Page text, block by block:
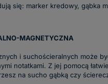
się: marker kredowy, gąbka
MAGNETYCZNA
i suchościeralnych może
notatkami. Z jej pomocą
na sucho gąbką czy